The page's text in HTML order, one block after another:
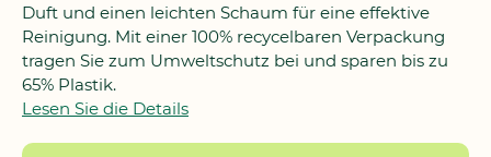
Duft und einen leichten Schaum für eine effektive
Reinigung. Mit einer 100% recycelbaren Verpackung
tragen Sie zum Umweltschutz bei und sparen bis zu
65% Plastik.
Lesen Sie die Details